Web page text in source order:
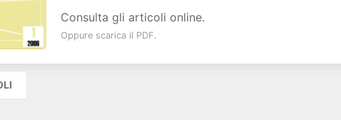
Consulta gli articoli online.
Oppure scarica il PDF.